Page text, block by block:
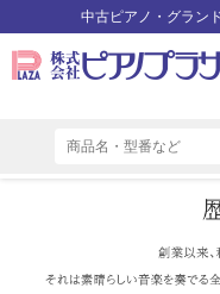
中古ピアノ・グラン